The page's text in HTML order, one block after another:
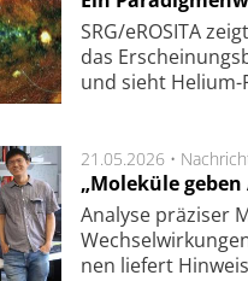
SRG/eROSITA
das
und sieht Helium-
21.05.2026 •
„Moleküle
Analyse prä­zi­ser
nen lie­fert